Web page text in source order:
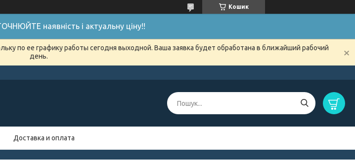
Кошик
наявність і актуальну ціну!!
по ее графику работы сегодня выходной. Ваша заявка будет обработана в ближайший рабочий
день.
Доставка и оплата